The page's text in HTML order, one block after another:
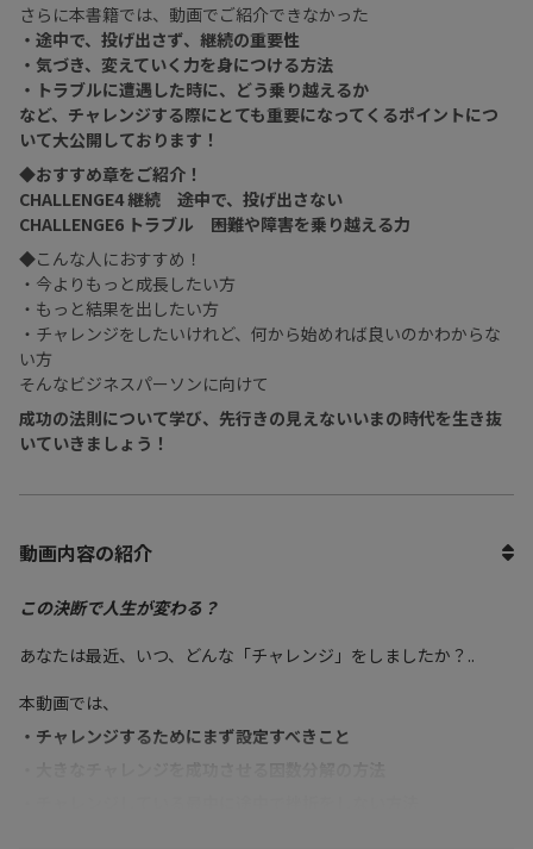
さらに本書籍では、動画でご紹介できなかった
・途中で、投げ出さず、継続の重要性
・気づき、変えていく力を身につける方法
・トラブルに遭遇した時に、どう乗り越えるか
など、チャレンジする際にとても重要になってくるポイントにつ
いて大公開しております！
◆おすすめ章をご紹介！
CHALLENGE4 継続 ――途中で、投げ出さない
CHALLENGE6 トラブル ――困難や障害を乗り越える力
◆こんな人におすすめ！
・今よりもっと成長したい方
・もっと結果を出したい方
・チャレンジをしたいけれど、何から始めれば良いのかわからな
い方
そんなビジネスパーソンに向けて
成功の法則について学び、先行きの見えないいまの時代を生き抜
いていきましょう！
動画内容の紹介
この決断で人生が変わる？
あなたは最近、いつ、どんな「チャレンジ」をしましたか？..
本動画では、
・チャレンジするためにまず設定すべきこと